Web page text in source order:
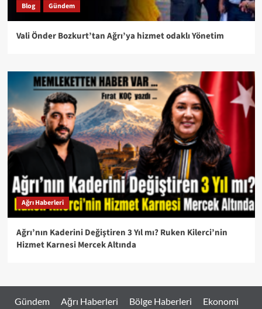
Blog Gündem
Vali Önder Bozkurt’tan Ağrı’ya hizmet odaklı Yönetim
Ağrı Haberleri
Ağrı’nın Kaderini Değiştiren 3 Yıl mı? Ruken Kilerci’nin
Hizmet Karnesi Mercek Altında
Gündem Ağrı Haberleri Bölge Haberleri
Ekonomi